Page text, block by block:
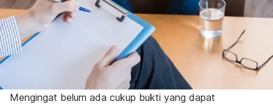
Mengingat belum ada cukup bukti yang dapat